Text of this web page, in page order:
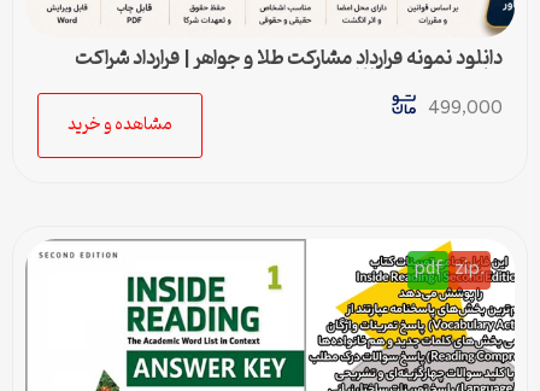
دانلود نمونه قرارداد مشارکت طلا و جواهر | قرارداد شراکت
ساخت و فروش طلا
499,000
مشاهده و خرید
.zip
pdf